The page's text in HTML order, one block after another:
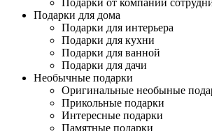
Подарки от компании
Подарки для дома
Подарки для интерьера
Подарки для кухни
Подарки для ванной
Подарки для дачи
Необычные подарки
Оригинальные необыные
Прикольные подарки
Интересные подарки
Памятные подарки